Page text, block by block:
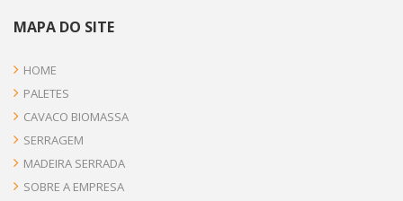
MAPA DO SITE
HOME
PALETES
CAVACO BIOMASSA
SERRAGEM
MADEIRA SERRADA
SOBRE A EMPRESA